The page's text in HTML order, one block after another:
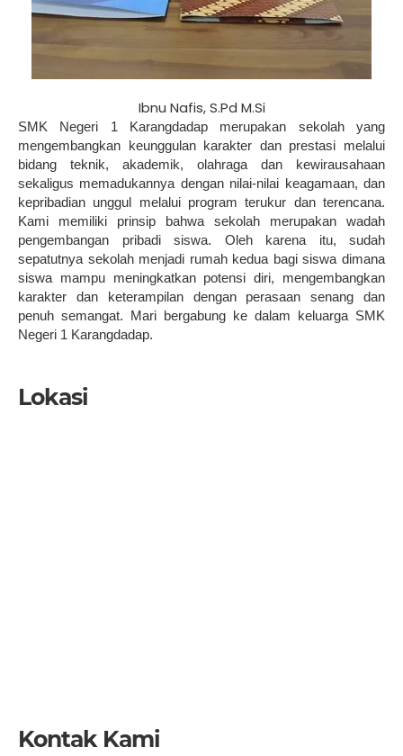
Ibnu Nafis, S.Pd M.Si
SMK Negeri 1 Karangdadap merupakan sekolah yang
mengembangkan keunggulan karakter dan prestasi melalui
bidang teknik, akademik, olahraga dan kewirausahaan
sekaligus memadukannya dengan nilai-nilai keagamaan, dan
kepribadian unggul melalui program terukur dan terencana.
Kami memiliki prinsip bahwa sekolah merupakan wadah
pengembangan pribadi siswa. Oleh karena itu, sudah
sepatutnya sekolah menjadi rumah kedua bagi siswa dimana
siswa mampu meningkatkan potensi diri, mengembangkan
karakter dan keterampilan dengan perasaan senang dan
penuh semangat. Mari bergabung ke dalam keluarga SMK
Negeri 1 Karangdadap.
Lokasi
Kontak Kami